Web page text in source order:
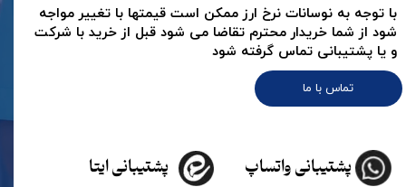
تماس با ما
پشتیبانی ایتا پشتیبانی واتساپ
با توجه به نوسانات نرخ ارز ممکن است قیمتها با تغییر مواجه
شود از شما خریدار محترم تقاضا می شود قبل از خرید با شرکت
و یا پشتیبانی تماس گرفته شود